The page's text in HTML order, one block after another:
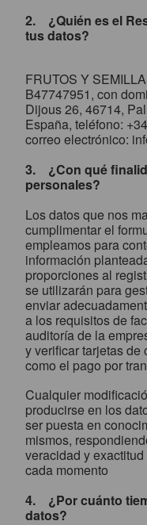
2. ¿Quién es el
tus datos?
FRUTOS Y
B47747951, con
Dijous 26, 46714,
España, teléfono:
correo electrónico:
3. ¿Con qué
personales?
Los datos que nos
cumplimentar el
empleamos para
información
proporciones al
se utilizarán para
enviar
a los requisitos de
auditoría de la
y verificar tarjetas de
como el pago por
Cualquier
producirse en los
ser puesta en
mismos,
veracidad y
cada momento
4. ¿Por cuánto
datos?